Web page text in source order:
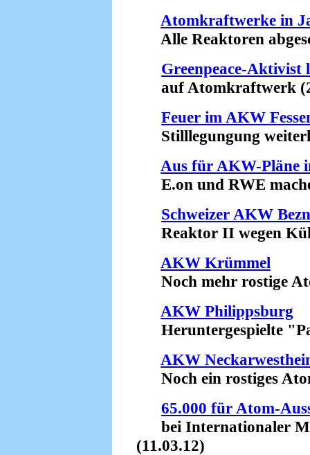
Atomkraftwerke in
Alle Reaktoren
Greenpeace-Aktivist
auf Atomkraftwerk
Feuer im AKW
Stilllegungung
Aus für AKW-Pläne
E.on und RWE
Schweizer AKW
Reaktor II wegen
AKW Krümmel
Noch mehr rostige
AKW Philippsburg
Heruntergespielte
AKW
Noch ein rostiges
65.000 für Atom-
bei Internationaler
(11.03.12)